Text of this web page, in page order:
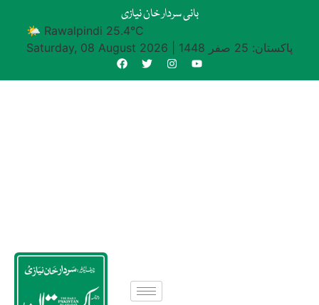
بانی سردار خان نیازی
🌤 Rawalpindi 25.4°C
Saturday, 08 August 2026
پاکستان: 25 صفر 1448